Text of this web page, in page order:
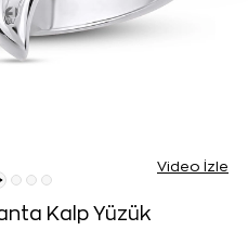
Video İzle
Kalp Yüzük